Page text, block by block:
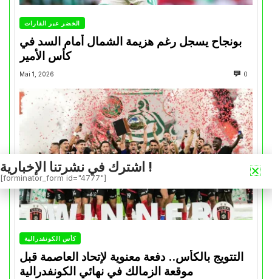
الخضر عبر القارات
بونجاح يسجل رغم هزيمة الشمال أمام السد في
كأس الأمير
Mai 1, 2026 0
كأس الكونفدرالية
التتويج بالكأس.. دفعة معنوية لإتحاد العاصمة قبل
موقعة الزمالك في نهائي الكونفدرالية
اشترك في نشرتنا الإخبارية !
[forminator_form id="4777"]